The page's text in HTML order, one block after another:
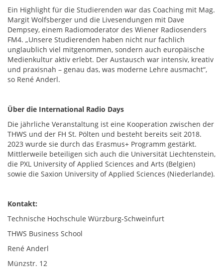
Ein Highlight für die Studierenden war das Coaching mit Mag.
Margit Wolfsberger und die Livesendungen mit Dave
Dempsey, einem Radiomoderator des Wiener Radiosenders
FM4. „Unsere Studierenden haben nicht nur fachlich
unglaublich viel mitgenommen, sondern auch europäische
Medienkultur aktiv erlebt. Der Austausch war intensiv, kreativ
und praxisnah – genau das, was moderne Lehre ausmacht“,
so René Anderl.
Über die International Radio Days
Die jährliche Veranstaltung ist eine Kooperation zwischen der
THWS und der FH St. Pölten und besteht bereits seit 2018.
2023 wurde sie durch das Erasmus+ Programm gestärkt.
Mittlerweile beteiligen sich auch die Universität Liechtenstein,
die PXL University of Applied Sciences and Arts (Belgien)
sowie die Saxion University of Applied Sciences (Niederlande).
Kontakt:
Technische Hochschule Würzburg-Schweinfurt
THWS Business School
René Anderl
Münzstr. 12